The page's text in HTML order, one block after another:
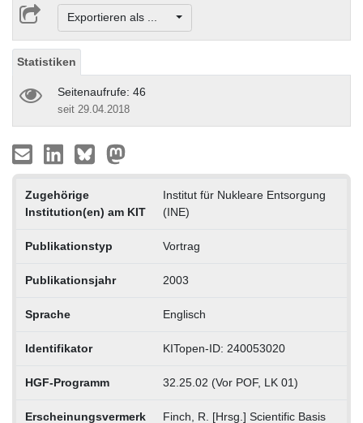
Exportieren als ...
Statistiken
Seitenaufrufe: 46
seit 29.04.2018
Zugehörige
Institution(en) am KIT
Institut für Nukleare Entsorgung
(INE)
Publikationstyp Vortrag
Publikationsjahr 2003
Sprache Englisch
Identifikator KITopen-ID: 240053020
HGF-Programm 32.25.02 (Vor POF, LK 01)
Erscheinungsvermerk Finch, R. [Hrsg.] Scientific Basis